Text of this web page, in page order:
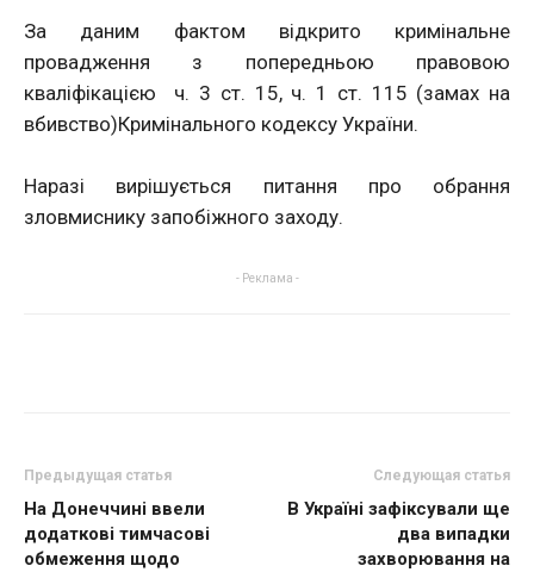
За даним фактом відкрито кримінальне
провадження з попередньою правовою
кваліфікацією ч. 3 ст. 15, ч. 1 ст. 115 (замах на
вбивство)Кримінального кодексу України.
Наразі вирішується питання про обрання
зловмиснику запобіжного заходу.
- Реклама -
Предыдущая статья
На Донеччині ввели
додаткові тимчасові
обмеження щодо
Следующая статья
В Україні зафіксували ще
два випадки
захворювання на